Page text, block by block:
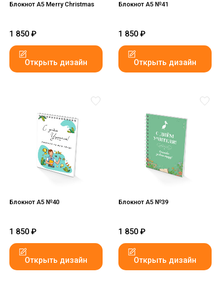
Блокнот А5 Merry Christmas
1 850 ₽
Открыть дизайн
Блокнот А5 №41
1 850 ₽
Открыть дизайн
Блокнот А5 №40
1 850 ₽
Открыть дизайн
Блокнот А5 №39
1 850 ₽
Открыть дизайн